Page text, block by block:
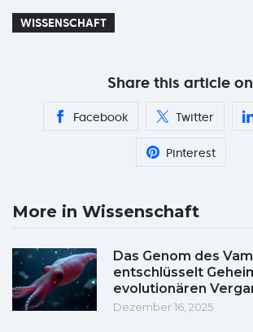
WISSENSCHAFT
Share this article
Facebook Twitter
Pinterest
More in Wissenschaft
Das Genom des
entschlüsselt
evolutionären
Dezember 16, 2025